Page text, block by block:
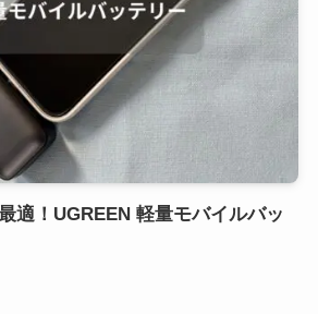
適！UGREEN 軽量モバイルバッ